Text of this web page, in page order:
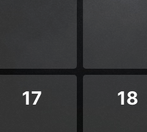
17 18